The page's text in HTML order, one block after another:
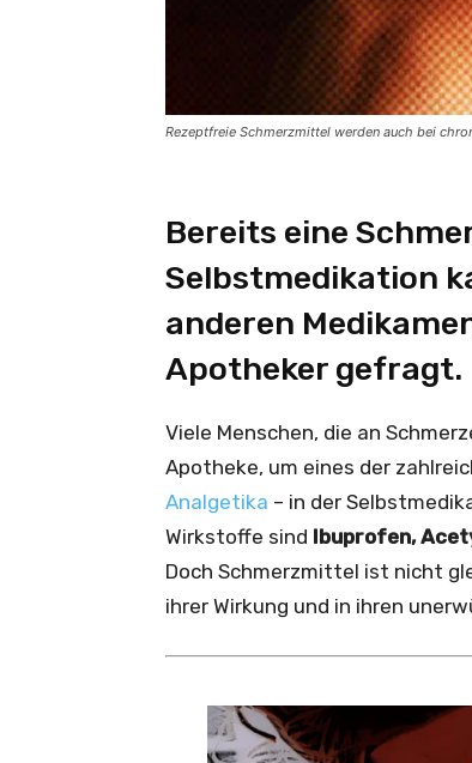
Rezeptfreie Schmerzmittel werden auch bei
Bereits eine
Selbstmedikation
anderen
Apotheker gefragt.
Viele Menschen, die an
Apotheke, um eines der
Analgetika – in der
Wirkstoffe sind Ibuprofen,
Doch Schmerzmittel ist nicht
ihrer Wirkung und in ihren